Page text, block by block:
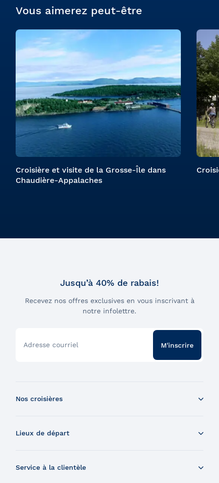
Vous aimerez peut-être
Croisière et visite de la Grosse-Île dans
Chaudière-Appalaches
Jusqu’à 40% de rabais!
Recevez nos offres exclusives en vous inscrivant à
notre infolettre.
Adresse courriel M'inscrire
Nos croisières
Croisière aux baleines en Zodiac
Lieux de départ
Charlevoix
Service à la clientèle